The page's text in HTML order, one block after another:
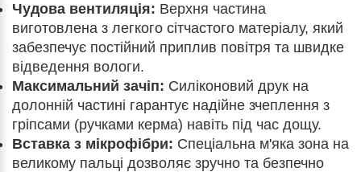
Чудова вентиляція: Верхня частина
виготовлена з легкого сітчастого матеріалу, який
забезпечує постійний приплив повітря та швидке
відведення вологи.
Максимальний зачіп: Силіконовий друк на
долонній частині гарантує надійне зчеплення з
гріпсами (ручками керма) навіть під час дощу.
Вставка з мікрофібри: Спеціальна м'яка зона на
великому пальці дозволяє зручно та безпечно